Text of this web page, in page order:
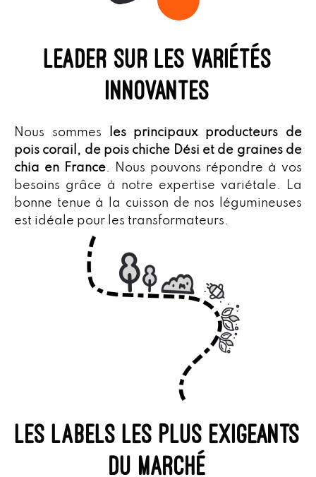
leader sur les variétés
innovantes
Nous sommes les principaux producteurs de
pois corail, de pois chiche Dési et de graines de
chia en France . Nous pouvons répondre à vos
besoins grâce à notre expertise variétale. La
bonne tenue à la cuisson de nos légumineuses
est idéale pour les transformateurs.
les labels les plus exigeants
du marché